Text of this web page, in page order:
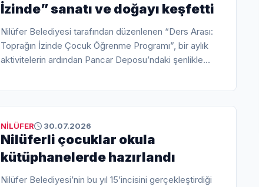
İzinde” sanatı ve doğayı keşfetti
Nilüfer Belediyesi tarafından düzenlenen “Ders Arası:
Toprağın İzinde Çocuk Öğrenme Programı”, bir aylık
aktivitelerin ardından Pancar Deposu’ndaki şenlikle
mahalleden 100 çocuk, toprakla bağ kurdu.
NİLÜFER 30.07.2026
Nilüferli çocuklar okula
kütüphanelerde hazırlandı
Nilüfer Belediyesi’nin bu yıl 15’incisini gerçekleştirdiği